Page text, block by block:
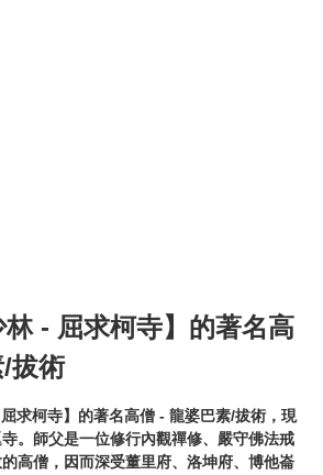
林 - 屈求柯寺】的著名高
拔術
求柯寺】的著名高僧 - 龍婆巴素/拔術，現
。師父是一位修行內觀禪修、嚴守佛法戒
高僧，因而深受董里府、洛坤府、博他崙